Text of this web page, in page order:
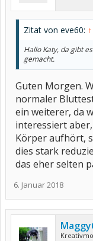
Zitat von eve60: ↑
Hallo Katy, da gibt
gemacht.
Guten Morgen.
normaler
ein weiterer, da
interessiert
Körper aufhört,
dies stark
das eher selten
6. Januar 2018